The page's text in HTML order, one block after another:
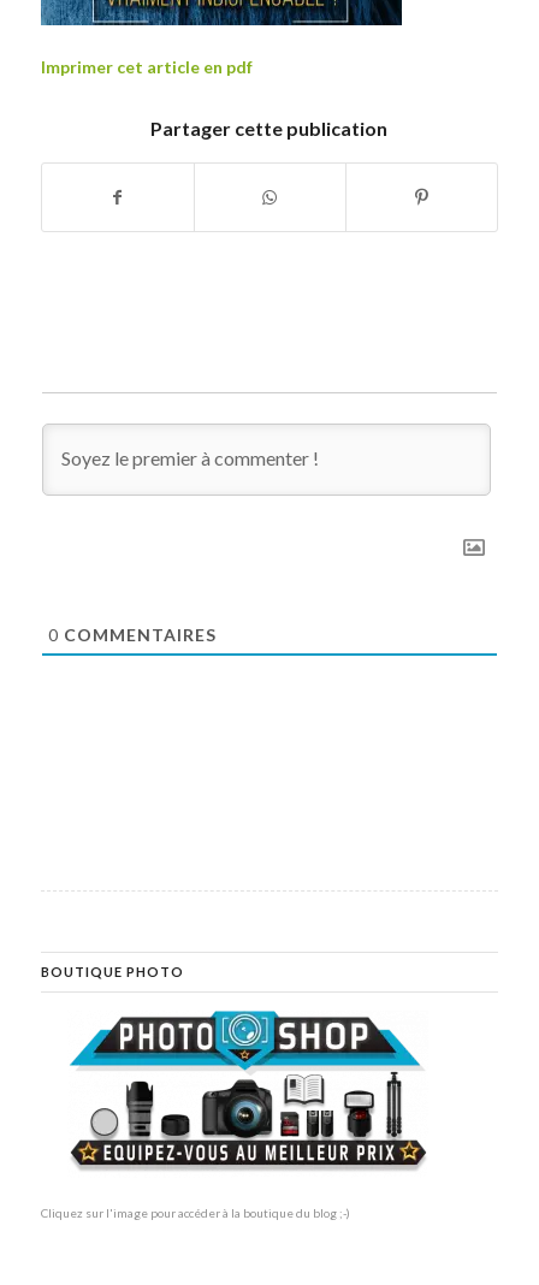
Imprimer cet article en pdf
Partager cette publication
0 COMMENTAIRES
BOUTIQUE PHOTO
Cliquez sur l'image pour accéder à la boutique du blog ;-)